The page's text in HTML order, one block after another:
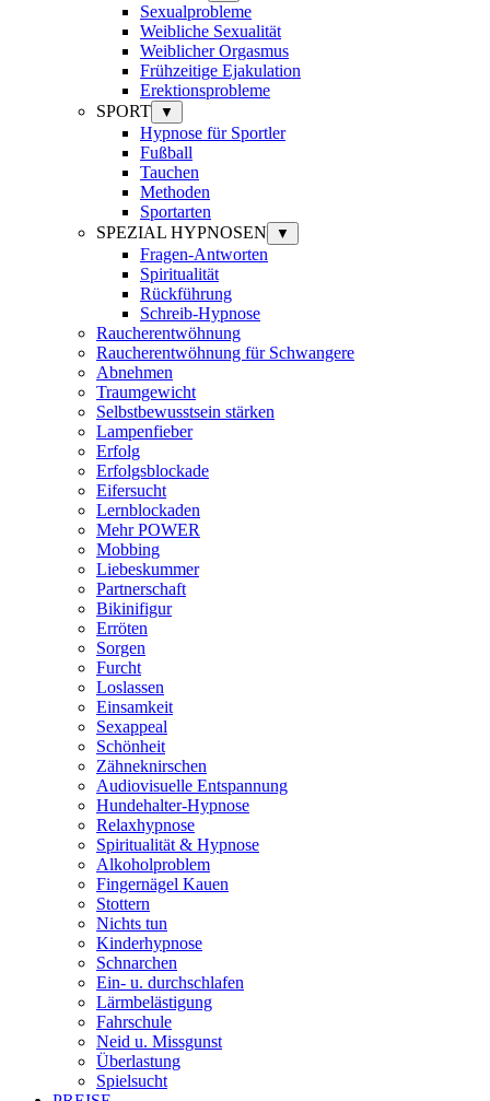
Sexualprobleme
Weibliche Sexualität
Weiblicher Orgasmus
Frühzeitige Ejakulation
Erektionsprobleme
SPORT
▼
Hypnose für Sportler
Fußball
Tauchen
Methoden
Sportarten
SPEZIAL HYPNOSEN
▼
Fragen-Antworten
Spiritualität
Rückführung
Schreib-Hypnose
Raucherentwöhnung
Raucherentwöhnung für Schwangere
Abnehmen
Traumgewicht
Selbstbewusstsein stärken
Lampenfieber
Erfolg
Erfolgsblockade
Eifersucht
Lernblockaden
Mehr POWER
Mobbing
Liebeskummer
Partnerschaft
Bikinifigur
Erröten
Sorgen
Furcht
Loslassen
Einsamkeit
Sexappeal
Schönheit
Zähneknirschen
Audiovisuelle Entspannung
Hundehalter-Hypnose
Relaxhypnose
Spiritualität & Hypnose
Alkoholproblem
Fingernägel Kauen
Stottern
Nichts tun
Kinderhypnose
Schnarchen
Ein- u. durchschlafen
Lärmbelästigung
Fahrschule
Neid u. Missgunst
Überlastung
Spielsucht